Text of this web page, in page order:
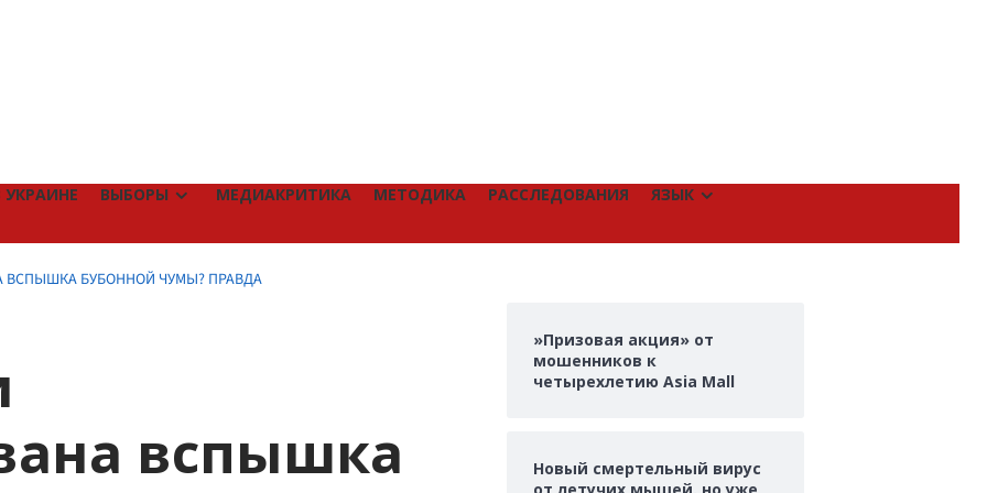
ВЫБОРЫ МЕДИАКРИТИКА МЕТОДИКА РАССЛЕДОВАНИЯ ЯЗЫК
БУБОННОЙ ЧУМЫ? ПРАВДА
вспышка
»Призовая акция» от
мошенников к
четырехлетию Asia Mall
Новый смертельный вирус